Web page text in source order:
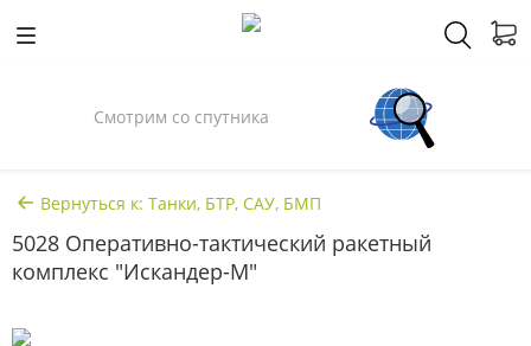
Смотрим со спутника
Вернуться к: Танки, БТР, САУ, БМП
5028 Оперативно-тактический ракетный
комплекс "Искандер-М"